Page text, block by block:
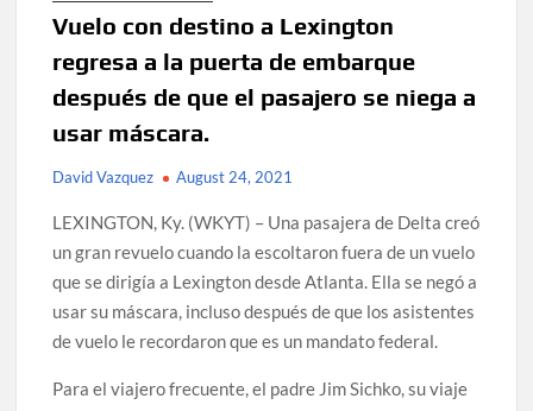
Vuelo con destino a Lexington
regresa a la puerta de embarque
después de que el pasajero se niega a
usar máscara.
David Vazquez August 24, 2021
LEXINGTON, Ky. (WKYT) – Una pasajera de Delta creó
un gran revuelo cuando la escoltaron fuera de un vuelo
que se dirigía a Lexington desde Atlanta. Ella se negó a
usar su máscara, incluso después de que los asistentes
de vuelo le recordaron que es un mandato federal.
Para el viajero frecuente, el padre Jim Sichko, su viaje